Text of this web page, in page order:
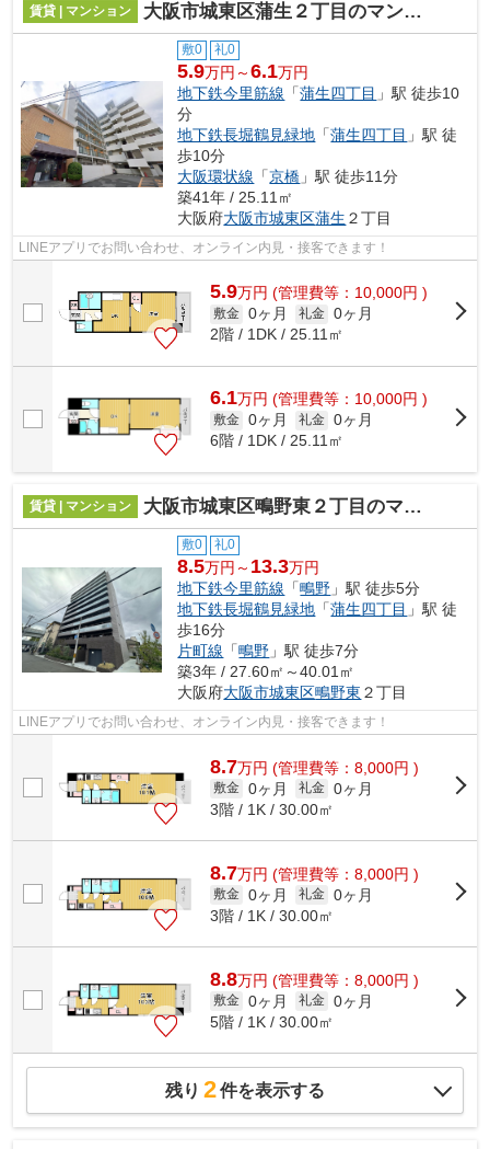
賃貸 | マンション 大阪市城東区蒲生２丁目のマンション
敷0 礼0
5.9万円～6.1万円
地下鉄今里筋線 「蒲生四丁目 」駅 徒歩10
分
地下鉄長堀鶴見緑地 「蒲生四丁目 」駅 徒
歩10分
大阪環状線 「京橋 」駅 徒歩11分
築41年 / 25.11㎡
大阪府大阪市城東区蒲生 ２丁目
LINEアプリでお問い合わせ、オンライン内見・接客できます！
5.9万円 (管理費等：10,000円 )
敷金 0ヶ月 礼金 0ヶ月
2階 / 1DK / 25.11㎡
6.1万円 (管理費等：10,000円 )
敷金 0ヶ月 礼金 0ヶ月
6階 / 1DK / 25.11㎡
賃貸 | マンション 大阪市城東区鴫野東２丁目のマンション
敷0 礼0
8.5万円～ 13.3万円
地下鉄今里筋線 「鴫野 」駅 徒歩5分
地下鉄長堀鶴見緑地 「蒲生四丁目 」駅 徒
歩16分
片町線 「鴫野 」駅 徒歩7分
築3年 / 27.60㎡～40.01㎡
大阪府大阪市城東区鴫野東 ２丁目
LINEアプリでお問い合わせ、オンライン内見・接客できます！
8.7万円 (管理費等：8,000円 )
敷金 0ヶ月 礼金 0ヶ月
3階 / 1K / 30.00㎡
8.7万円 (管理費等：8,000円 )
敷金 0ヶ月 礼金 0ヶ月
3階 / 1K / 30.00㎡
8.8万円 (管理費等：8,000円 )
敷金 0ヶ月 礼金 0ヶ月
5階 / 1K / 30.00㎡
残り 2件を表示する